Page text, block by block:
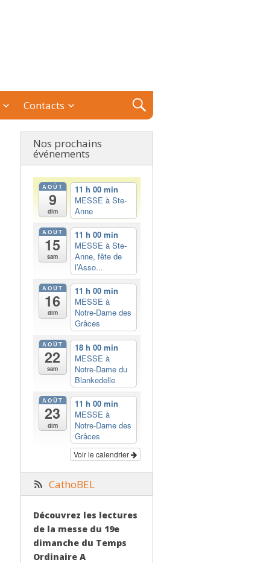
Contacts
Nos prochains
événements
AOÛT
9
dim
11 h 00 min
MESSE à Ste-
Anne
AOÛT
15
sam
11 h 00 min
MESSE à Ste-
Anne, fête de
l’Asso...
AOÛT
16
dim
11 h 00 min
MESSE à
Notre-Dame des
Grâces
AOÛT
22
sam
18 h 00 min
MESSE à
Notre-Dame du
Blankedelle
AOÛT
23
dim
11 h 00 min
MESSE à
Notre-Dame des
Grâces
Voir le calendrier
CathoBEL
Découvrez les lectures
de la messe du 19e
dimanche du Temps
Ordinaire A